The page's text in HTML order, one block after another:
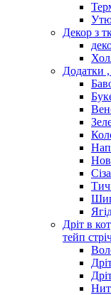
Декор з
Додатки
Дріт в
тейп